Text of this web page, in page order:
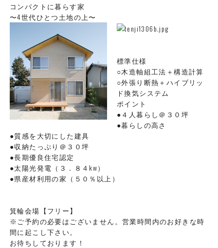
コンパクトに暮らす家
〜4世代ひとつ土地の上〜
標準仕様
○木造軸組工法＋構造計算
○外張り断熱＋ハイブリッ
ド換気システム
ポイント
●４人暮らし＠３０坪
●暮らしの高さ
●質感を大切にした建具
●収納たっぷり＠３０坪
●長期優良住宅認定
●太陽光発電（３．８４kw）
●県産材利用の家（５０％以上）
箕輪会場【フリー】
※ご予約の必要はございません。営業時間内のお好きな時
間に起こし下さい。
お待ちしております！